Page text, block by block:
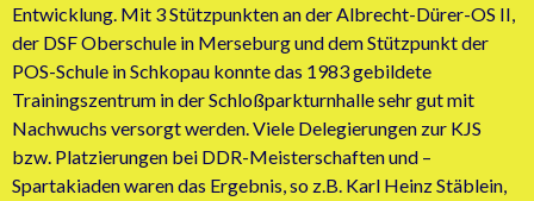
Entwicklung. Mit 3 Stützpunkten an der Albrecht-Dürer-OS II,
der DSF Oberschule in Merseburg und dem Stützpunkt der
POS-Schule in Schkopau konnte das 1983 gebildete
Trainingszentrum in der Schloßparkturnhalle sehr gut mit
Nachwuchs versorgt werden. Viele Delegierungen zur KJS
bzw. Platzierungen bei DDR-Meisterschaften und –
Spartakiaden waren das Ergebnis, so z.B. Karl Heinz Stäblein,